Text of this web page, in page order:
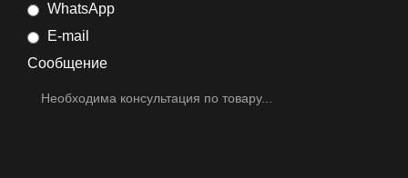
WhatsApp
E-mail
Сообщение